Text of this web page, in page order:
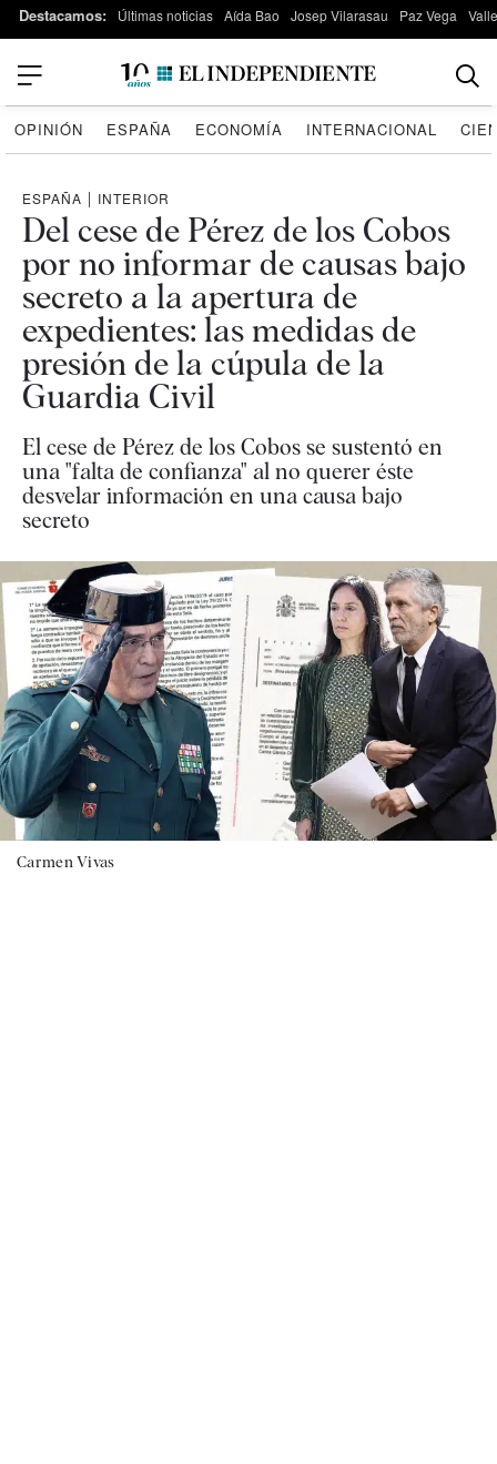
Destacamos: Últimas noticias Aída Bao Josep Vilarasau Paz Vega
OPINIÓN ESPAÑA ECONOMÍA INTERNACIONAL
ESPAÑA | INTERIOR
Del cese de Pérez de los Cobos
por no informar de causas bajo
secreto a la apertura de
expedientes: las medidas de
presión de la cúpula de la
Guardia Civil
El cese de Pérez de los Cobos se sustentó en
una "falta de confianza" al no querer éste
desvelar información en una causa bajo
secreto
Carmen Vivas